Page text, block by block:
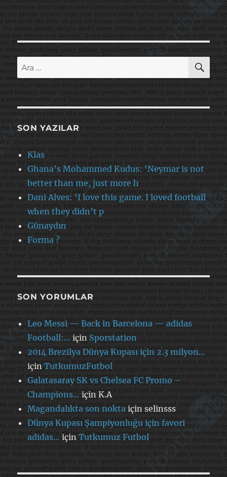
Ara:
SON YAZILAR
Klas
Ghana’s Mohammed Kudus: ‘Neymar is not
better than me, just more h
Dani Alves: ‘I love this game. I loved football
when they didn’t p
Günaydın
Forma ?
SON YORUMLAR
Leo Messi — Back in Barcelona — adidas
Football:… içinSporstation
2014 Brezilya Dünya Kupası için 2.3 milyon…
içinTutkumuzFutbol
Galatasaray SK vs Chelsea FC Promo –
Champions… içinK.A
Magandalıkta son noktaiçinselinsss
Dünya Kupası Şampiyonluğu için favori
adidas… içinTutkumuz Futbol